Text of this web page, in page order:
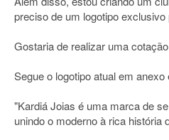
preciso de um logotipo exclusivo
Gostaria de realizar uma
Segue o logotipo atual em
"Kardiá Joias é uma marca de
unindo o moderno à rica história